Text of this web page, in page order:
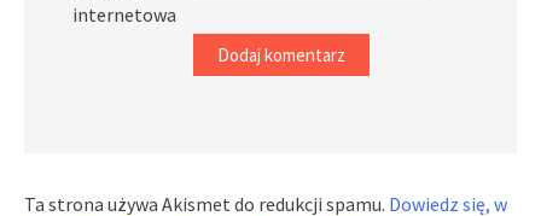
internetowa
Ta strona używa Akismet do redukcji spamu. Dowiedz się, w